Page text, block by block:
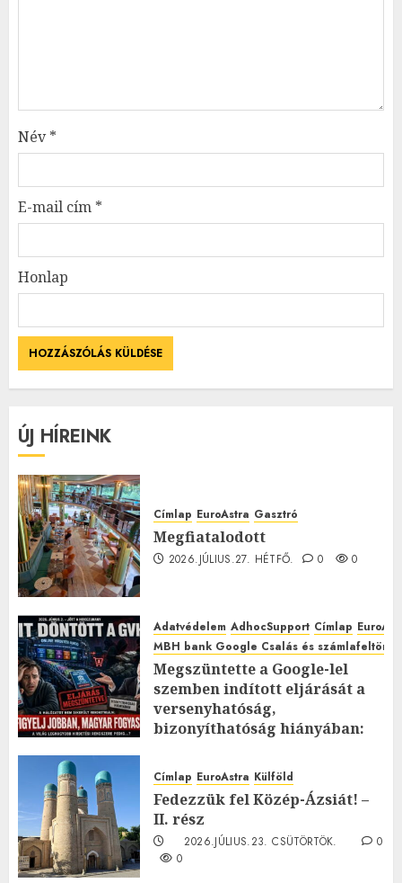
Név*
E-mail cím *
Honlap
ÚJ HÍREINK
Címlap EuroAstra Gasztró
Megfiatalodott
2026.JÚLIUS.27. HÉTFŐ. 0 0
Adatvédelem AdhocSupport Címlap
MBH bank Google Csalás és
Megszüntette a Google-lel
szemben indított eljárását a
versenyhatóság,
bizonyíthatóság hiányában:
2026.JÚLIUS.23. CSÜTÖRTÖK.
0
Címlap EuroAstra Külföld
Fedezzük fel Közép-Ázsiát! –
II. rész
2026.JÚLIUS.23. CSÜTÖRTÖK.
0
0